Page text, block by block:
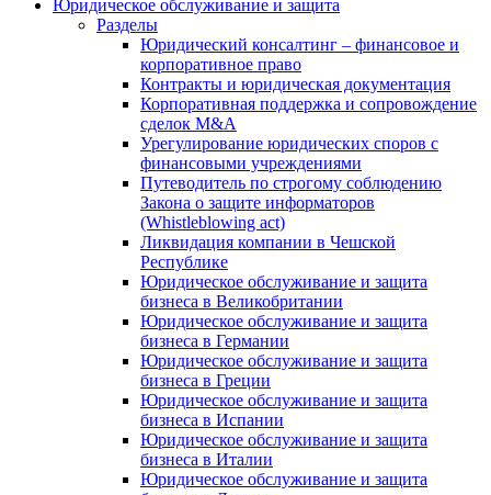
Юридическое обслуживание и защита
Разделы
Юридический консалтинг – финансовое и
корпоративное право
Контракты и юридическая документация
Корпоративная поддержка и сопровождение
сделок M&A
Урегулирование юридических споров с
финансовыми учреждениями
Путеводитель по строгому соблюдению
Закона о защите информаторов
(Whistleblowing act)
Ликвидация компании в Чешской
Республике
Юридическое обслуживание и защита
бизнеса в Великобритании
Юридическое обслуживание и защита
бизнеса в Германии
Юридическое обслуживание и защита
бизнеса в Греции
Юридическое обслуживание и защита
бизнеса в Испании
Юридическое обслуживание и защита
бизнеса в Италии
Юридическое обслуживание и защита